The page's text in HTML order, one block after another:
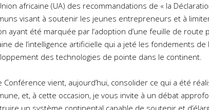
africaine (UA) des recommandations de « la
visant à soutenir les jeunes entrepreneurs et à
ayant été marquée par l’adoption d’une feuille de
de l’intelligence artificielle qui a jeté les fondements
des technologies de pointe dans le continent.
Conférence vient, aujourd’hui, consolider ce qui a été
et, à cette occasion, je vous invite à un débat
un système continental capable de soutenir et